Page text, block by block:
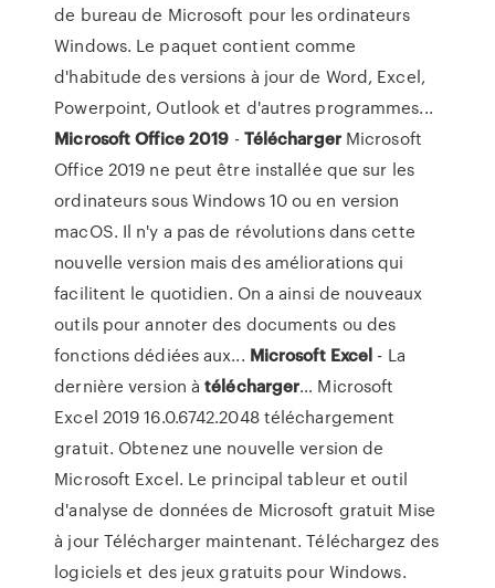
de bureau de Microsoft pour les ordinateurs
Windows. Le paquet contient comme
d'habitude des versions à jour de Word, Excel,
Powerpoint, Outlook et d'autres programmes...
Microsoft Office2019 -TéléchargerMicrosoft
Office 2019 ne peut être installée que sur les
ordinateurs sous Windows 10 ou en version
macOS. Il n'y a pas de révolutions dans cette
nouvelle version mais des améliorations qui
facilitent le quotidien. On a ainsi de nouveaux
outils pour annoter des documents ou des
fonctions dédiées aux... Microsoft Excel - La
dernière version àtélécharger… Microsoft
Excel 2019 16.0.6742.2048 téléchargement
gratuit. Obtenez une nouvelle version de
Microsoft Excel. Le principal tableur et outil
d'analyse de données de Microsoft gratuit Mise
à jour Télécharger maintenant. Téléchargez des
logiciels et des jeux gratuits pour Windows.